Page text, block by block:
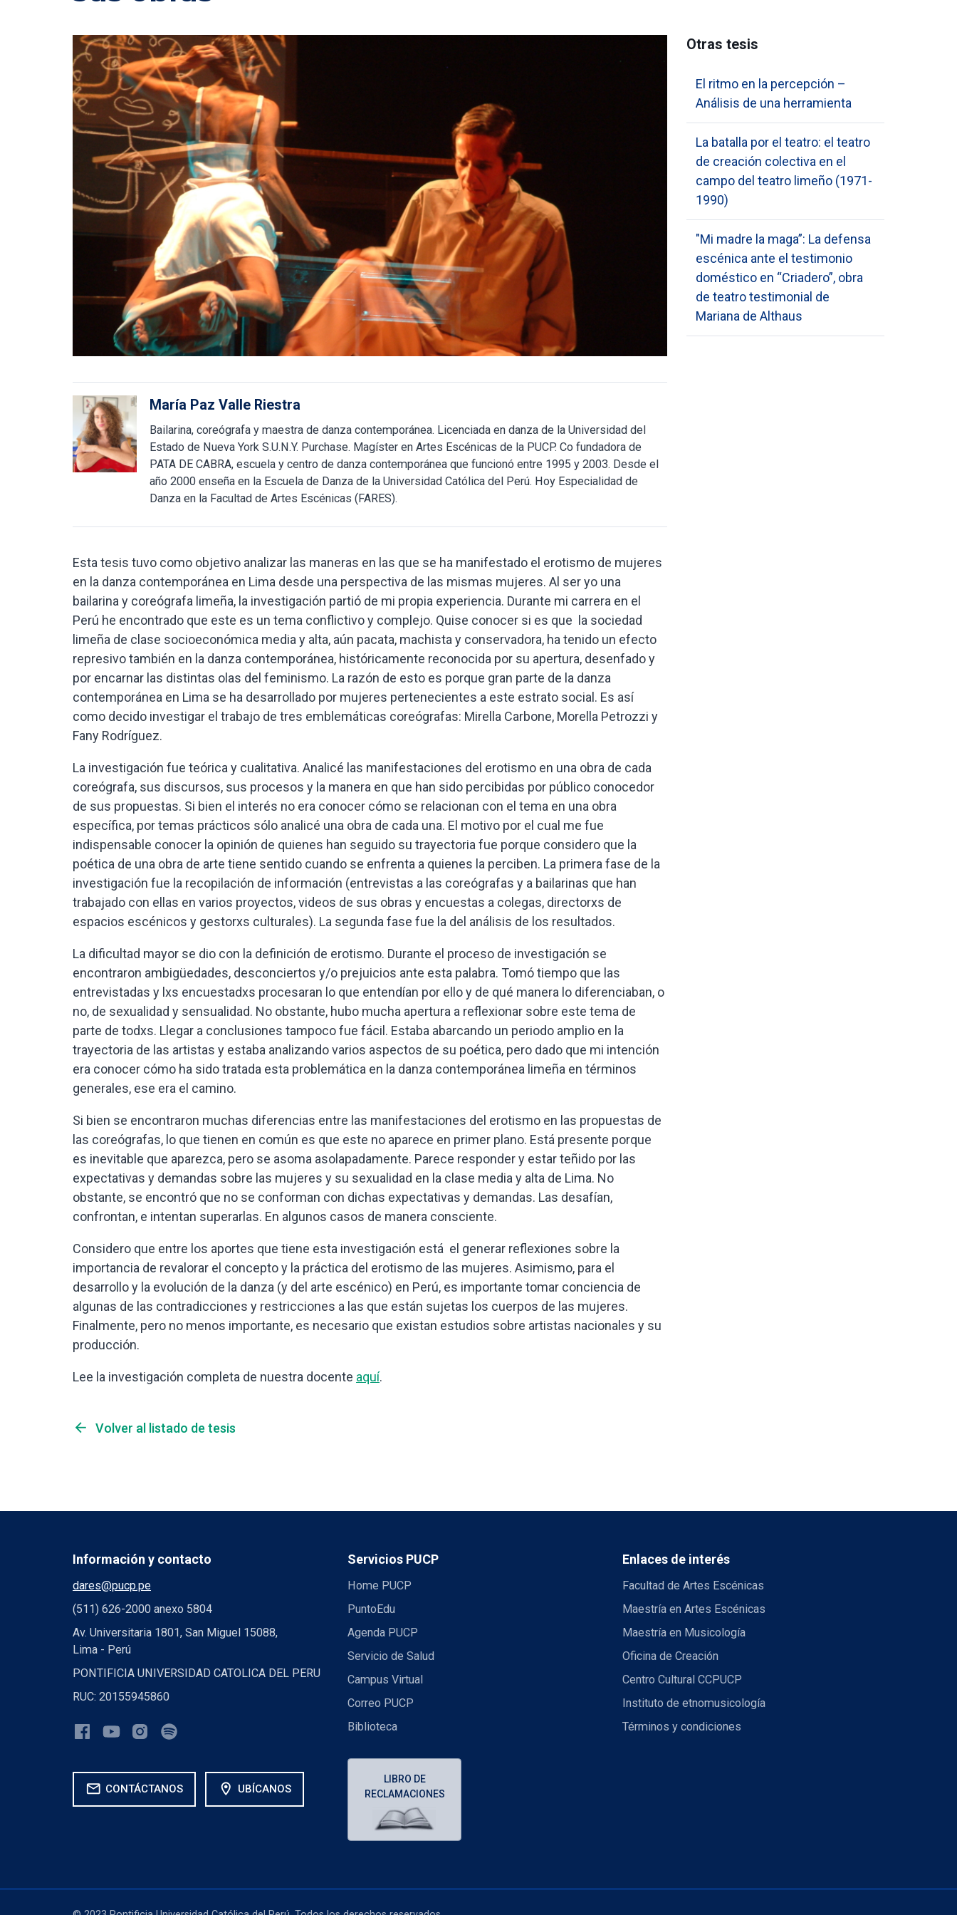
María Paz Valle Riestra
Bailarina, coreógrafa y maestra de danza contemporánea. Licenciada en danza de la Universidad del
Estado de Nueva York S.U.N.Y. Purchase. Magíster en Artes Escénicas de la PUCP. Co fundadora de
PATA DE CABRA, escuela y centro de danza contemporánea que funcionó entre 1995 y 2003. Desde el
año 2000 enseña en la Escuela de Danza de la Universidad Católica del Perú. Hoy Especialidad de
Danza en la Facultad de Artes Escénicas (FARES).
Esta tesis tuvo como objetivo analizar las maneras en las que se ha manifestado el erotismo de mujeres
en la danza contemporánea en Lima desde una perspectiva de las mismas mujeres. Al ser yo una
bailarina y coreógrafa limeña, la investigación partió de mi propia experiencia. Durante mi carrera en el
Perú he encontrado que este es un tema conflictivo y complejo. Quise conocer si es que la sociedad
limeña de clase socioeconómica media y alta, aún pacata, machista y conservadora, ha tenido un efecto
represivo también en la danza contemporánea, históricamente reconocida por su apertura, desenfado y
por encarnar las distintas olas del feminismo. La razón de esto es porque gran parte de la danza
contemporánea en Lima se ha desarrollado por mujeres pertenecientes a este estrato social. Es así
como decido investigar el trabajo de tres emblemáticas coreógrafas: Mirella Carbone, Morella Petrozzi y
Fany Rodríguez.
La investigación fue teórica y cualitativa. Analicé las manifestaciones del erotismo en una obra de cada
coreógrafa, sus discursos, sus procesos y la manera en que han sido percibidas por público conocedor
de sus propuestas. Si bien el interés no era conocer cómo se relacionan con el tema en una obra
específica, por temas prácticos sólo analicé una obra de cada una. El motivo por el cual me fue
indispensable conocer la opinión de quienes han seguido su trayectoria fue porque considero que la
poética de una obra de arte tiene sentido cuando se enfrenta a quienes la perciben. La primera fase de la
investigación fue la recopilación de información (entrevistas a las coreógrafas y a bailarinas que han
trabajado con ellas en varios proyectos, videos de sus obras y encuestas a colegas, directorxs de
espacios escénicos y gestorxs culturales). La segunda fase fue la del análisis de los resultados.
La dificultad mayor se dio con la definición de erotismo. Durante el proceso de investigación se
encontraron ambigüedades, desconciertos y/o prejuicios ante esta palabra. Tomó tiempo que las
entrevistadas y lxs encuestadxs procesaran lo que entendían por ello y de qué manera lo diferenciaban, o
no, de sexualidad y sensualidad. No obstante, hubo mucha apertura a reflexionar sobre este tema de
parte de todxs. Llegar a conclusiones tampoco fue fácil. Estaba abarcando un periodo amplio en la
trayectoria de las artistas y estaba analizando varios aspectos de su poética, pero dado que mi intención
era conocer cómo ha sido tratada esta problemática en la danza contemporánea limeña en términos
generales, ese era el camino.
Si bien se encontraron muchas diferencias entre las manifestaciones del erotismo en las propuestas de
las coreógrafas, lo que tienen en común es que este no aparece en primer plano. Está presente porque
es inevitable que aparezca, pero se asoma asolapadamente. Parece responder y estar teñido por las
expectativas y demandas sobre las mujeres y su sexualidad en la clase media y alta de Lima. No
obstante, se encontró que no se conforman con dichas expectativas y demandas. Las desafían,
confrontan, e intentan superarlas. En algunos casos de manera consciente.
Considero que entre los aportes que tiene esta investigación está el generar reflexiones sobre la
importancia de revalorar el concepto y la práctica del erotismo de las mujeres. Asimismo, para el
desarrollo y la evolución de la danza (y del arte escénico) en Perú, es importante tomar conciencia de
algunas de las contradicciones y restricciones a las que están sujetas los cuerpos de las mujeres.
Finalmente, pero no menos importante, es necesario que existan estudios sobre artistas nacionales y su
producción.
Lee la investigación completa de nuestra docente aquí.
arrow_back Volver al listado de tesis
Otras tesis
El ritmo en la percepción –
Análisis de una herramienta
La batalla por el teatro: el teatro
de creación colectiva en el
campo del teatro limeño (1971-
1990)
"Mi madre la maga”: La defensa
escénica ante el testimonio
doméstico en “Criadero”, obra
de teatro testimonial de
Mariana de Althaus
Información y contacto
dares@pucp.pe
(511) 626-2000 anexo 5804
Av. Universitaria 1801, San Miguel 15088,
Lima - Perú
PONTIFICIA UNIVERSIDAD CATOLICA DEL PERU
RUC: 20155945860
mail CONTÁCTANOS location_on UBÍCANOS
Servicios PUCP
Home PUCP
PuntoEdu
Agenda PUCP
Servicio de Salud
Campus Virtual
Correo PUCP
Biblioteca
LIBRO DE
RECLAMACIONES
Enlaces de interés
Facultad de Artes Escénicas
Maestría en Artes Escénicas
Maestría en Musicología
Oficina de Creación
Centro Cultural CCPUCP
Instituto de etnomusicología
Términos y condiciones